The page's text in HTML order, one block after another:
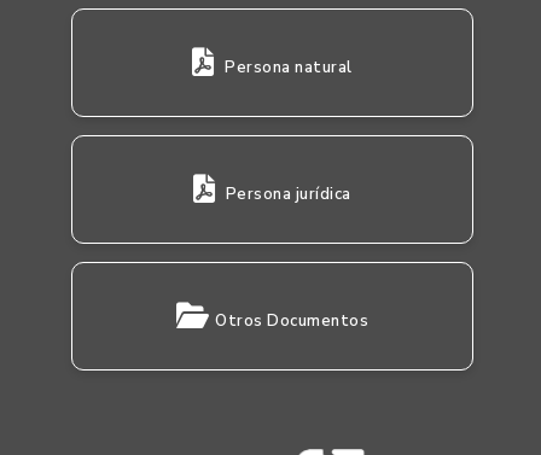
Persona natural
Persona jurídica
Otros Documentos